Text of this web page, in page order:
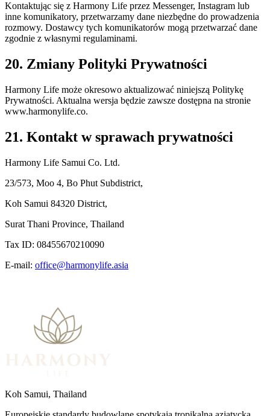
Kontaktując się z Harmony Life przez Messenger, Instagram lub
inne komunikatory, przetwarzamy dane niezbędne do prowadzenia
rozmowy. Dostawcy tych komunikatorów mogą przetwarzać dane
zgodnie z własnymi regulaminami.
20. Zmiany Polityki Prywatności
Harmony Life może okresowo aktualizować niniejszą Politykę
Prywatności. Aktualna wersja będzie zawsze dostępna na stronie
www.harmonylife.co.
21. Kontakt w sprawach prywatności
Harmony Life Samui Co. Ltd.
23/573, Moo 4, Bo Phut Subdistrict,
Koh Samui 84320 District,
Surat Thani Province, Thailand
Tax ID: 08455670210090
E-mail: office@harmonylife.asia
Koh Samui, Thailand